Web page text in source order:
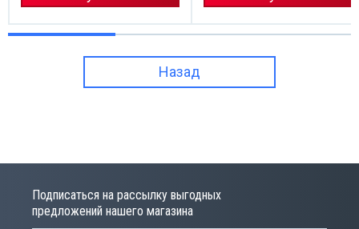
Назад
Подписаться на рассылку выгодных
предложений нашего магазина